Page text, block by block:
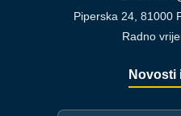
Piperska 24, 81000
Radno
Novosti